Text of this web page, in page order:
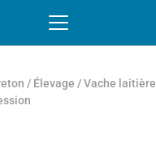
/ Élevage /Vache laitière